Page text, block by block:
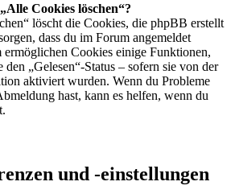
Cookies löschen“?
löscht die Cookies, die phpBB erstellt
dass du im Forum angemeldet
ermöglichen Cookies einige Funktionen,
den „Gelesen“-Status – sofern sie von der
aktiviert wurden. Wenn du Probleme
hast, kann es helfen, wenn du
und -einstellungen